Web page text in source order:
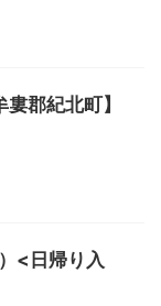
郡紀北町】
<日帰り入